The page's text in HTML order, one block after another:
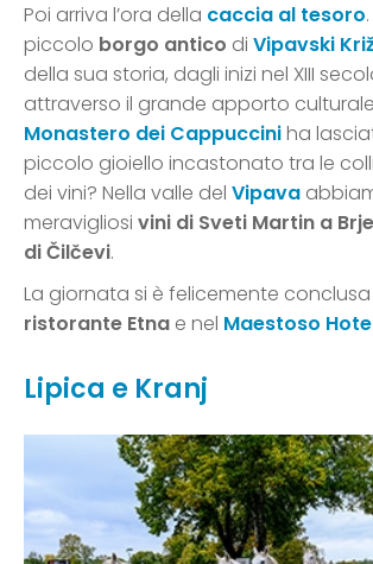
Poi arriva l’ora della caccia al tesoro
piccolo borgo antico di Vipavski
della sua storia, dagli inizi nel XIII
attraverso il grande apporto
Monastero dei Cappucciniha
piccolo gioiello incastonato tra le
dei vini? Nella valle del Vipava
meravigliosi vini di Sveti Martin a Brje
di Čilčevi.
La giornata si è felicemente
ristorante Etna e nel Maestoso
Lipica e Kranj